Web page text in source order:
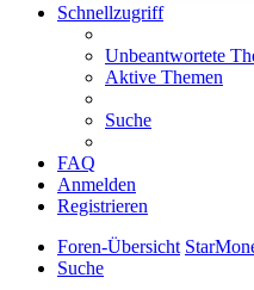
Schnellzugriff
Unbeantwortete
Aktive Themen
Suche
FAQ
Anmelden
Registrieren
Foren-Übersicht
Suche